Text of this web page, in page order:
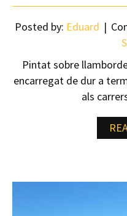
Posted by: Eduard
Pintat sobre
encarregat de dur a
als